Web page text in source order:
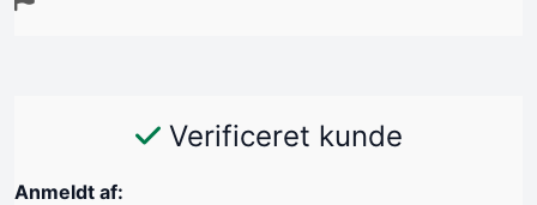
Verificeret kunde
Anmeldt af: